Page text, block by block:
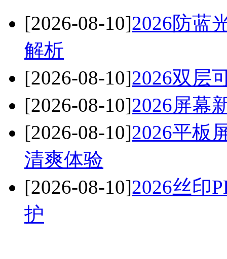
[2026-08-10]2026防蓝
解析
[2026-08-10]2026双层
[2026-08-10]2026屏幕
[2026-08-10]2026平板
清爽体验
[2026-08-10]2026丝印
护